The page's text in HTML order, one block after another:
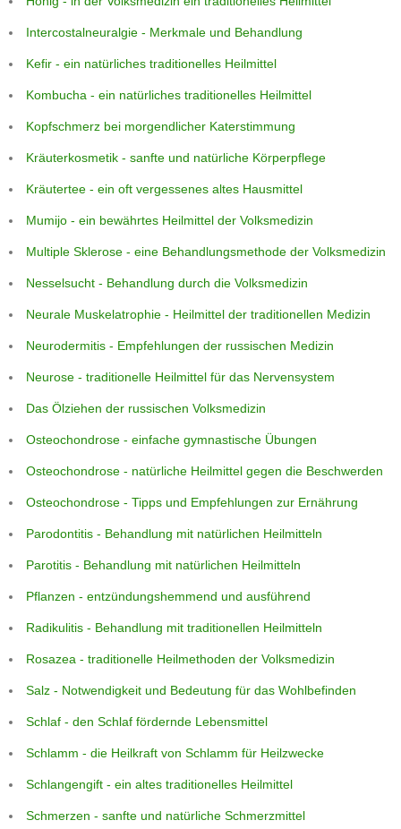
Intercostalneuralgie - Merkmale und Behandlung
Kefir - ein natürliches traditionelles Heilmittel
Kombucha - ein natürliches traditionelles Heilmittel
Kopfschmerz bei morgendlicher Katerstimmung
Kräuterkosmetik - sanfte und natürliche Körperpflege
Kräutertee - ein oft vergessenes altes Hausmittel
Mumijo - ein bewährtes Heilmittel der Volksmedizin
Multiple Sklerose - eine Behandlungsmethode der Volksmedizin
Nesselsucht - Behandlung durch die Volksmedizin
Neurale Muskelatrophie - Heilmittel der traditionellen Medizin
Neurodermitis - Empfehlungen der russischen Medizin
Neurose - traditionelle Heilmittel für das Nervensystem
Das Ölziehen der russischen Volksmedizin
Osteochondrose - einfache gymnastische Übungen
Osteochondrose - natürliche Heilmittel gegen die Beschwerden
Osteochondrose - Tipps und Empfehlungen zur Ernährung
Parodontitis - Behandlung mit natürlichen Heilmitteln
Parotitis - Behandlung mit natürlichen Heilmitteln
Pflanzen - entzündungshemmend und ausführend
Radikulitis - Behandlung mit traditionellen Heilmitteln
Rosazea - traditionelle Heilmethoden der Volksmedizin
Salz - Notwendigkeit und Bedeutung für das Wohlbefinden
Schlaf - den Schlaf fördernde Lebensmittel
Schlamm - die Heilkraft von Schlamm für Heilzwecke
Schlangengift - ein altes traditionelles Heilmittel
Schmerzen - sanfte und natürliche Schmerzmittel